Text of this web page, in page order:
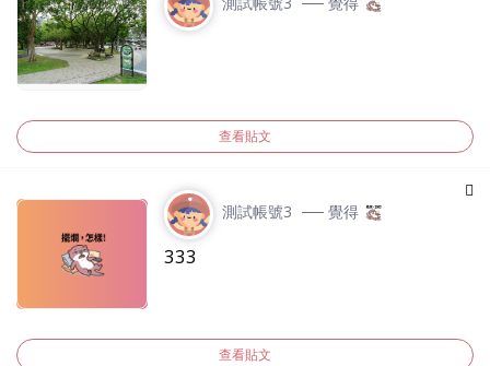
查看貼文
測試帳號3 ── 覺得
333
查看貼文